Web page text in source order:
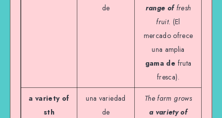
de
range offresh
fruit. (El
mercado ofrece
una amplia
gama de fruta
fresca).
a variety of
sth
una variedad
de
The farm grows
a variety of